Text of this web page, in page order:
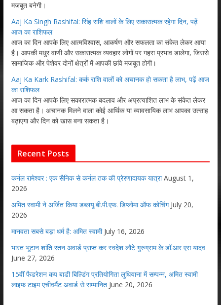
मजबूत बनेगी।
Aaj Ka Singh Rashifal: सिंह राशि वालों के लिए सकारात्मक रहेगा दिन, पढ़ें
आज का राशिफल
आज का दिन आपके लिए आत्मविश्वास, आकर्षण और सफलता का संकेत लेकर आया
है। आपकी मधुर वाणी और सकारात्मक व्यवहार लोगों पर गहरा प्रभाव डालेगा, जिससे
सामाजिक और पेशेवर दोनों क्षेत्रों में आपकी छवि मजबूत होगी।
Aaj Ka Kark Rashifal: कर्क राशि वालों को अचानक हो सकता है लाभ, पढ़ें आज
का राशिफल
आज का दिन आपके लिए सकारात्मक बदलाव और अप्रत्याशित लाभ के संकेत लेकर
आ सकता है। अचानक मिलने वाला कोई आर्थिक या व्यावसायिक लाभ आपका उत्साह
बढ़ाएगा और दिन को खास बना सकता है।
Recent Posts
कर्नल रामेश्वर : एक सैनिक से कर्नल तक की प्रेरणादायक यात्रा August 1,
2026
अमित स्वामी ने अर्जित किया डब्लयू.बी.पी.एफ. डिप्लोमा ऑफ कोचिंग July 20,
2026
मानवता सबसे बड़ा धर्म है: अमित स्वामी July 16, 2026
भारत भूटान शांति रतन अवार्ड प्राप्त कर स्वदेश लौटे गुरुग्राम के डॉ.आर एस यादव
June 27, 2026
15वीं फैडरेशन कप बाडी बिल्डिंग प्रतियोगिता लुधियाना में सम्पन्न, अमित स्वामी
लाइफ टाइम एचीवमैंट अवार्ड से सम्मानित June 20, 2026